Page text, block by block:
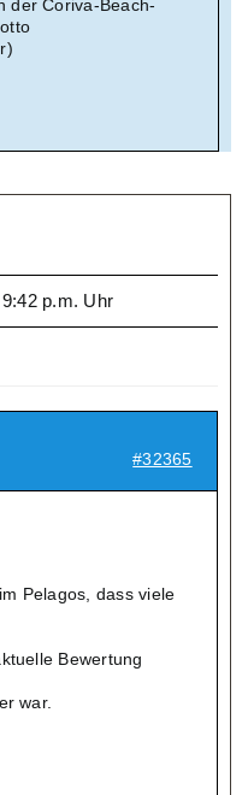
der Coriva-Beach-
p.m. Uhr
#32365
Pelagos, dass viele
Bewertung
war.